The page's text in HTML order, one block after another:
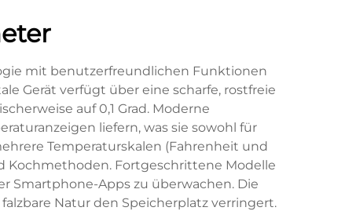
mit benutzerfreundlichen Funktionen
Gerät verfügt über eine scharfe, rostfreie
auf 0,1 Grad. Moderne
liefern, was sie sowohl für
Temperaturskalen (Fahrenheit und
Kochmethoden. Fortgeschrittene Modelle
Smartphone-Apps zu überwachen. Die
Natur den Speicherplatz verringert.